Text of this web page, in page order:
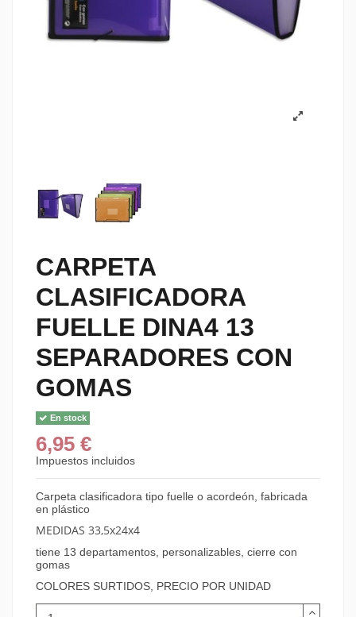
CARPETA
CLASIFICADORA
FUELLE DINA4 13
SEPARADORES CON
GOMAS
En stock
6,95 €
Impuestos incluidos
Carpeta clasificadora tipo fuelle o acordeón, fabricada
en plástico
MEDIDAS 33,5x24x4
tiene 13 departamentos, personalizables, cierre con
gomas
COLORES SURTIDOS, PRECIO POR UNIDAD